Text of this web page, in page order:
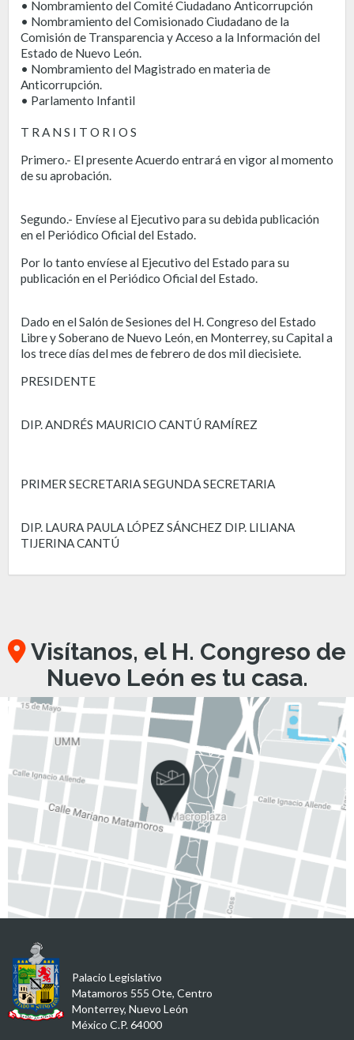
• Nombramiento del Comité Ciudadano Anticorrupción
• Nombramiento del Comisionado Ciudadano de la
Comisión de Transparencia y Acceso a la Información del
Estado de Nuevo León.
• Nombramiento del Magistrado en materia de
Anticorrupción.
• Parlamento Infantil
T R A N S I T O R I O S
Primero.- El presente Acuerdo entrará en vigor al momento
de su aprobación.
Segundo.- Envíese al Ejecutivo para su debida publicación
en el Periódico Oficial del Estado.
Por lo tanto envíese al Ejecutivo del Estado para su
publicación en el Periódico Oficial del Estado.
Dado en el Salón de Sesiones del H. Congreso del Estado
Libre y Soberano de Nuevo León, en Monterrey, su Capital a
los trece días del mes de febrero de dos mil diecisiete.
PRESIDENTE
DIP. ANDRÉS MAURICIO CANTÚ RAMÍREZ
PRIMER SECRETARIA SEGUNDA SECRETARIA
DIP. LAURA PAULA LÓPEZ SÁNCHEZ DIP. LILIANA
TIJERINA CANTÚ
Visítanos, el H. Congreso de
Nuevo León es tu casa.
Palacio Legislativo
Matamoros 555 Ote, Centro
Monterrey, Nuevo León
México C.P. 64000